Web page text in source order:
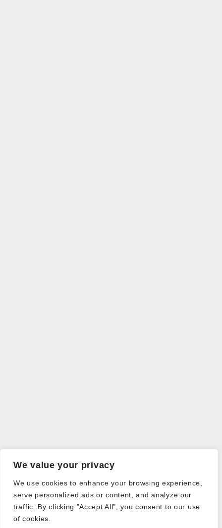
We value your privacy
We use cookies to enhance your browsing experience,
serve personalized ads or content, and analyze our
traffic. By clicking "Accept All", you consent to our use
of cookies.